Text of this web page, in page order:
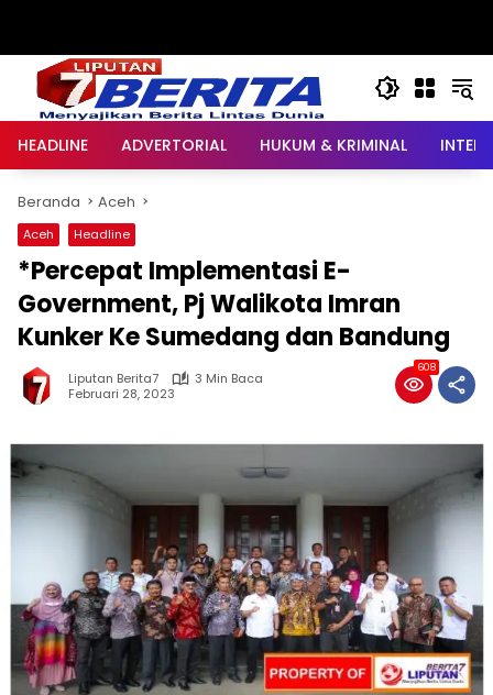
HEADLINE ADVERTORIAL HUKUM & KRIMINAL
Beranda Aceh
Aceh Headline
*Percepat Implementasi E-
Government, Pj Walikota Imran
Kunker Ke Sumedang dan Bandung
Liputan Berita7
3 Min Baca
Februari 28, 2023
608